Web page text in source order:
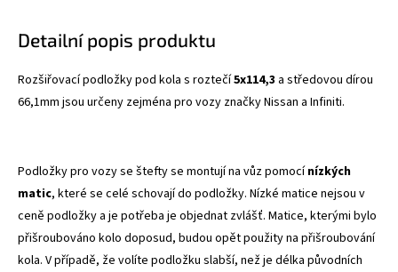
Detailní popis produktu
Rozšiřovací podložky pod kola s roztečí5x114,3 a středovou dírou
66,1mm jsou určeny zejména pro vozy značky Nissan a Infiniti.
Podložky pro vozy se štefty se montují na vůz pomocínízkých
matic, které se celé schovají do podložky. Nízké matice nejsou v
ceně podložky a je potřeba je objednat zvlášť. Matice, kterými bylo
přišroubováno kolo doposud, budou opět použity na přišroubování
kola. V případě, že volíte podložku slabší, než je délka původních